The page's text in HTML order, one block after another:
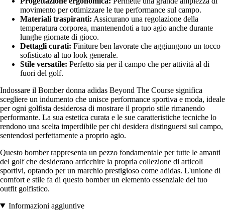
movimento per ottimizzare le tue performance sul campo.
Materiali traspiranti: Assicurano una regolazione della
temperatura corporea, mantenendoti a tuo agio anche durante
lunghe giornate di gioco.
Dettagli curati: Finiture ben lavorate che aggiungono un tocco
sofisticato al tuo look generale.
Stile versatile: Perfetto sia per il campo che per attività al di
fuori del golf.
Indossare il Bomber donna adidas Beyond The Course significa
scegliere un indumento che unisce performance sportiva e moda, ideale
per ogni golfista desiderosa di mostrare il proprio stile rimanendo
performante. La sua estetica curata e le sue caratteristiche tecniche lo
rendono una scelta imperdibile per chi desidera distinguersi sul campo,
sentendosi perfettamente a proprio agio.
Questo bomber rappresenta un pezzo fondamentale per tutte le amanti
del golf che desiderano arricchire la propria collezione di articoli
sportivi, optando per un marchio prestigioso come adidas. L'unione di
comfort e stile fa di questo bomber un elemento essenziale del tuo
outfit golfistico.
Informazioni aggiuntive